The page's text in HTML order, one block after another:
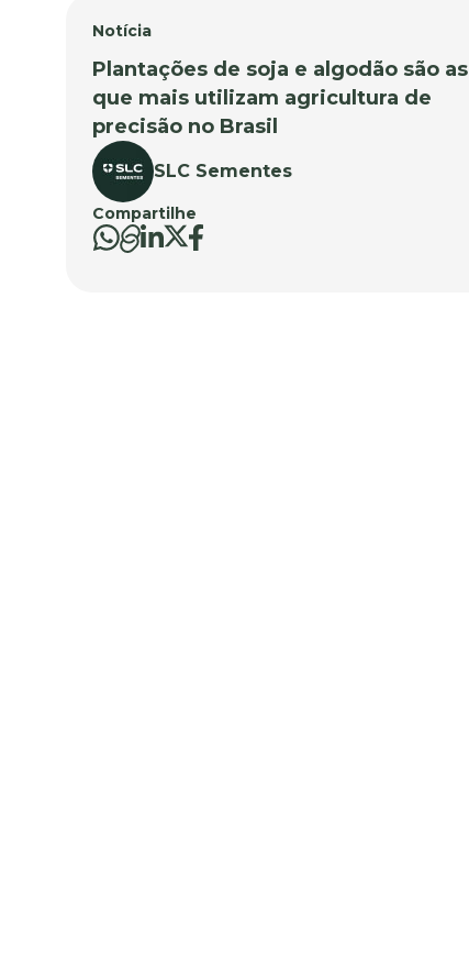
Notícia
Plantações de soja e algodão são as
que mais utilizam agricultura de
precisão no Brasil
SLC Sementes
Compartilhe